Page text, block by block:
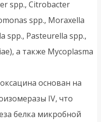
spp., Citrobacter
spp., Moraxella
spp., Pasteurella spp.,
а также Мусорlasma
основан на
ΙV, что
белка микробной